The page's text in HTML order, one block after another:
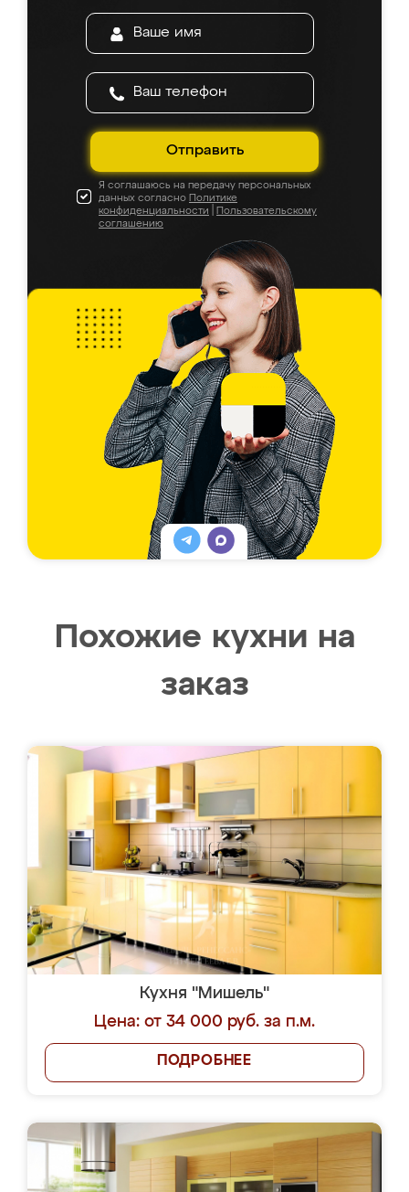
Отправить
Я соглашаюсь на передачу персональных
данных согласно Политике
конфиденциальности
Пользовательскому
соглашению
Похожие кухни на
заказ
Кухня "Мишель"
Цена: от 34 000 руб. за п.м.
ПОДРОБНЕЕ